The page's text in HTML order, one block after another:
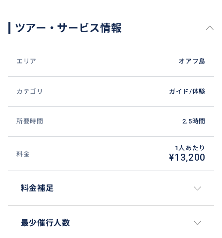
ツアー・サービス情報
エリア オアフ島
カテゴリ ガイド/体験
所要時間 2.5時間
料金
1人あたり
¥13,200
料金補足
最少催行人数